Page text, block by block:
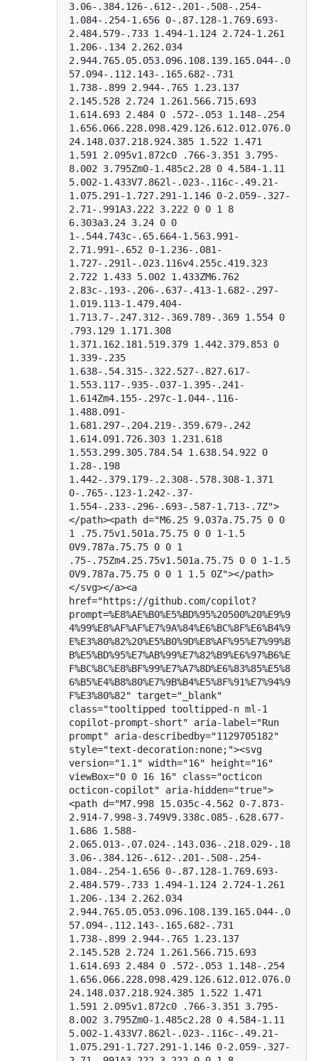
3.06-.384.126-.612-.201-.508-.254-
1.084-.254-1.656 0-.87.128-1.769.693-
2.484.579-.733 1.494-1.124 2.724-1.261
1.206-.134 2.262.034
2.944.765.05.053.096.108.139.165.044-.0
57.094-.112.143-.165.682-.731
1.738-.899 2.944-.765 1.23.137
2.145.528 2.724 1.261.566.715.693
1.614.693 2.484 0 .572-.053 1.148-.254
1.656.066.228.098.429.126.612.012.076.0
24.148.037.218.924.385 1.522 1.471
1.591 2.095v1.872c0 .766-3.351 3.795-
8.002 3.795Zm0-1.485c2.28 0 4.584-1.11
5.002-1.433V7.862l-.023-.116c-.49.21-
1.075.291-1.727.291-1.146 0-2.059-.327-
2.71-.991A3.222 3.222 0 0 1 8
6.303a3.24 3.24 0 0
1-.544.743c-.65.664-1.563.991-
2.71.991-.652 0-1.236-.081-
1.727-.291l-.023.116v4.255c.419.323
2.722 1.433 5.002 1.433ZM6.762
2.83c-.193-.206-.637-.413-1.682-.297-
1.019.113-1.479.404-
1.713.7-.247.312-.369.789-.369 1.554 0
.793.129 1.171.308
1.371.162.181.519.379 1.442.379.853 0
1.339-.235
1.638-.54.315-.322.527-.827.617-
1.553.117-.935-.037-1.395-.241-
1.614Zm4.155-.297c-1.044-.116-
1.488.091-
1.681.297-.204.219-.359.679-.242
1.614.091.726.303 1.231.618
1.553.299.305.784.54 1.638.54.922 0
1.28-.198
1.442-.379.179-.2.308-.578.308-1.371
0-.765-.123-1.242-.37-
1.554-.233-.296-.693-.587-1.713-.7Z">
</path><path d="M6.25 9.037a.75.75 0 0
1 .75.75v1.501a.75.75 0 0 1-1.5
0V9.787a.75.75 0 0 1
.75-.75Zm4.25.75v1.501a.75.75 0 0 1-1.5
0V9.787a.75.75 0 0 1 1.5 0Z"></path>
</svg></a><a
href="https://github.com/copilot?
prompt=%E8%AE%B0%E5%BD%95%20500%20%E9%9
4%99%E8%AF%AF%E7%9A%84%E6%BC%8F%E6%B4%9
E%E3%80%82%20%E5%B0%9D%E8%AF%95%E7%99%B
B%E5%BD%95%E7%AB%99%E7%82%B9%E6%97%B6%E
F%BC%8C%E8%BF%99%E7%A7%8D%E6%83%85%E5%8
6%B5%E4%B8%80%E7%9B%B4%E5%8F%91%E7%94%9
F%E3%80%82" target="_blank"
class="tooltipped tooltipped-n ml-1
copilot-prompt-short" aria-label="Run
prompt" aria-describedby="1129705182"
style="text-decoration:none;"><svg
version="1.1" width="16" height="16"
viewBox="0 0 16 16" class="octicon
octicon-copilot" aria-hidden="true">
<path d="M7.998 15.035c-4.562 0-7.873-
2.914-7.998-3.749V9.338c.085-.628.677-
1.686 1.588-
2.065.013-.07.024-.143.036-.218.029-.18
3.06-.384.126-.612-.201-.508-.254-
1.084-.254-1.656 0-.87.128-1.769.693-
2.484.579-.733 1.494-1.124 2.724-1.261
1.206-.134 2.262.034
2.944.765.05.053.096.108.139.165.044-.0
57.094-.112.143-.165.682-.731
1.738-.899 2.944-.765 1.23.137
2.145.528 2.724 1.261.566.715.693
1.614.693 2.484 0 .572-.053 1.148-.254
1.656.066.228.098.429.126.612.012.076.0
24.148.037.218.924.385 1.522 1.471
1.591 2.095v1.872c0 .766-3.351 3.795-
8.002 3.795Zm0-1.485c2.28 0 4.584-1.11
5.002-1.433V7.862l-.023-.116c-.49.21-
1.075.291-1.727.291-1.146 0-2.059-.327-